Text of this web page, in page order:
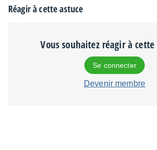
Réagir à cette astuce
Vous souhaitez réagir à cette
Se connecter
Devenir membre